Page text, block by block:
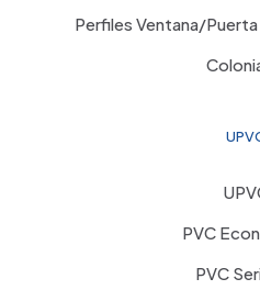
Perfiles Ventana/
PVC
PVC